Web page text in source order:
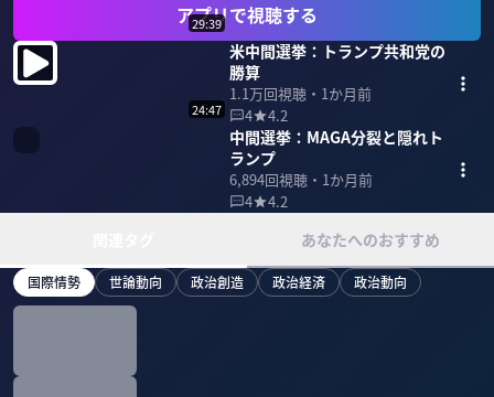
アプリで視聴する
29:39
米中間選挙：トランプ共和党の
勝算
1.1万回視聴・ 1か月前
4
4.2
24:47
中間選挙：MAGA分裂と隠れト
ランプ
6,894回視聴・ 1か月前
4
4.2
あなたへのおすすめ
国際情勢 世論動向 政治創造 政治経済 政治動向